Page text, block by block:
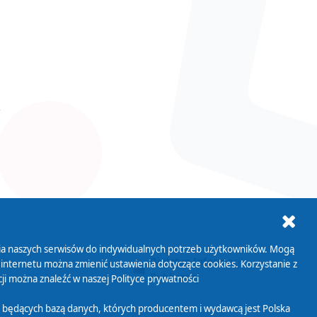
Biuletyn Informacji
Publicznej
naszych serwisów do indywidualnych potrzeb użytkowników. Mogą
można zmienić ustawienia dotyczące cookies. Korzystanie z
można znaleźć w naszej Polityce prywatności
bazą danych, których producentem i wydawcą jest Polska